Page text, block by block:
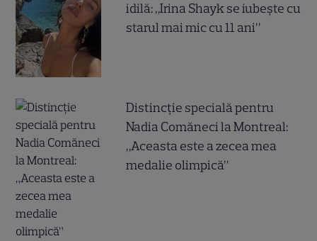
idilă: „Irina Shayk se iubește cu
starul mai mic cu 11 ani”
Distincție specială pentru
Nadia Comăneci la Montreal:
„Aceasta este a zecea mea
medalie olimpică”